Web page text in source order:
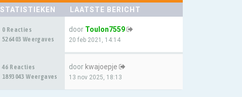
STATISTIEKEN LAATSTE BERICHT
0 Reacties
526403 Weergaves
door Toulon7559
20 feb 2021, 14:14
46 Reacties
1893043 Weergaves
door kwajoepje
13 nov 2025, 18:13